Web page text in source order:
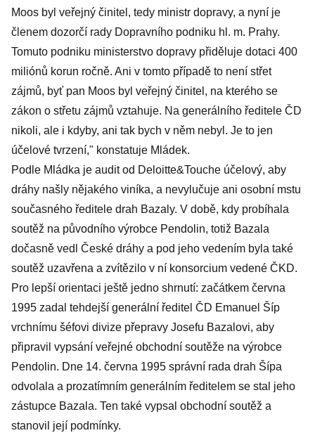
Moos byl veřejný činitel, tedy ministr dopravy, a nyní je
členem dozorčí rady Dopravního podniku hl. m. Prahy.
Tomuto podniku ministerstvo dopravy přiděluje dotaci 400
miliónů korun ročně. Ani v tomto případě to není střet
zájmů, byť pan Moos byl veřejný činitel, na kterého se
zákon o střetu zájmů vztahuje. Na generálního ředitele ČD
nikoli, ale i kdyby, ani tak bych v něm nebyl. Je to jen
účelové tvrzení," konstatuje Mládek.
Podle Mládka je audit od Deloitte&Touche účelový, aby
dráhy našly nějakého viníka, a nevylučuje ani osobní mstu
současného ředitele drah Bazaly. V době, kdy probíhala
soutěž na původního výrobce Pendolin, totiž Bazala
dočasně vedl České dráhy a pod jeho vedením byla také
soutěž uzavřena a zvítězilo v ní konsorcium vedené ČKD.
Pro lepší orientaci ještě jedno shrnutí: začátkem června
1995 zadal tehdejší generální ředitel ČD Emanuel Šíp
vrchnímu šéfovi divize přepravy Josefu Bazalovi, aby
připravil vypsání veřejné obchodní soutěže na výrobce
Pendolin. Dne 14. června 1995 správní rada drah Šípa
odvolala a prozatímním generálním ředitelem se stal jeho
zástupce Bazala. Ten také vypsal obchodní soutěž a
stanovil její podmínky.